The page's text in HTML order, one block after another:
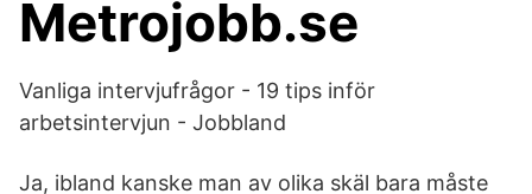
Metrojobb.se
Vanliga intervjufrågor - 19 tips inför
arbetsintervjun - Jobbland
Ja, ibland kanske man av olika skäl bara måste